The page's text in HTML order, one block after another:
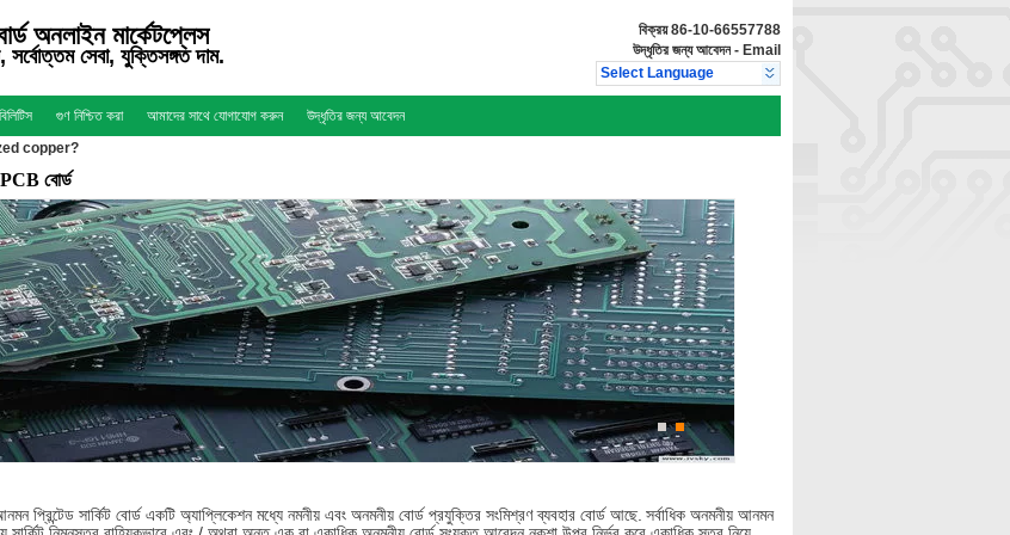
অনলাইন মার্কেটপ্লেস
সর্বোত্তম সেবা, যুক্তিসঙ্গত দাম.
বিক্রয়86-10-66557788
উদ্ধৃতির জন্য আবেদন - Email
Select Language
গুণ নিশ্চিত করা আমাদের সাথে যোগাযোগ করুন উদ্ধৃতির জন্য আবেদন
copper?
বোর্ড
প্রিন্টেড সার্কিট বোর্ড একটি অ্যাপ্লিকেশন মধ্যে নমনীয় এবং অনমনীয় বোর্ড প্রযুক্তির সংমিশ্রণ ব্যবহার বোর্ড আছে. সর্বাধিক অনমনীয় আনমন